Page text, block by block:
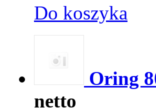
Do koszyka
Oring
netto